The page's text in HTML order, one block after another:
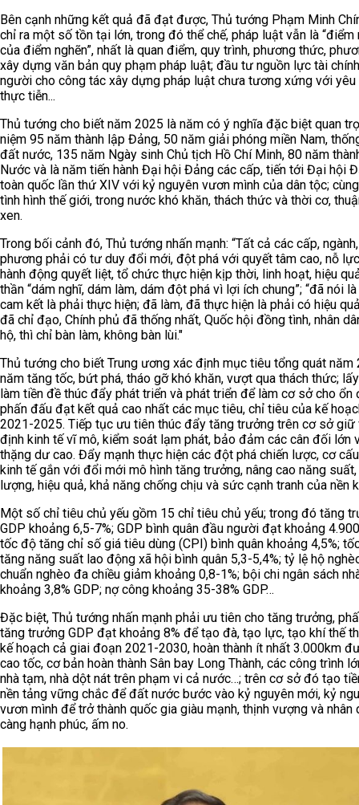
Bên cạnh những kết quả đã đạt được, Thủ tướng Phạm Minh
chỉ ra một số tồn tại lớn, trong đó thể chế, pháp luật vẫn là “điểm
của điểm nghẽn”, nhất là quan điểm, quy trình, phương thức,
xây dựng văn bản quy phạm pháp luật; đầu tư nguồn lực tài
người cho công tác xây dựng pháp luật chưa tương xứng với yêu
thực tiễn...
Thủ tướng cho biết năm 2025 là năm có ý nghĩa đặc biệt quan
niệm 95 năm thành lập Đảng, 50 năm giải phóng miền Nam,
đất nước, 135 năm Ngày sinh Chủ tịch Hồ Chí Minh, 80 năm
Nước và là năm tiến hành Đại hội Đảng các cấp, tiến tới Đại hội
toàn quốc lần thứ XIV với kỷ nguyên vươn mình của dân tộc;
tình hình thế giới, trong nước khó khăn, thách thức và thời cơ,
xen.
Trong bối cảnh đó, Thủ tướng nhấn mạnh: “Tất cả các cấp,
phương phải có tư duy đổi mới, đột phá với quyết tâm cao, nỗ
hành động quyết liệt, tổ chức thực hiện kịp thời, linh hoạt, hiệu
thần “dám nghĩ, dám làm, dám đột phá vì lợi ích chung”; “đã nói
cam kết là phải thực hiện; đã làm, đã thực hiện là phải có hiệu
đã chỉ đạo, Chính phủ đã thống nhất, Quốc hội đồng tình, nhân
hộ, thì chỉ bàn làm, không bàn lùi."
Thủ tướng cho biết Trung ương xác định mục tiêu tổng quát năm
năm tăng tốc, bứt phá, tháo gỡ khó khăn, vượt qua thách thức;
làm tiền đề thúc đẩy phát triển và phát triển để làm cơ sở cho ổn
phấn đấu đạt kết quả cao nhất các mục tiêu, chỉ tiêu của kế
2021-2025. Tiếp tục ưu tiên thúc đẩy tăng trưởng trên cơ sở giữ
định kinh tế vĩ mô, kiểm soát lạm phát, bảo đảm các cân đối lớn
thặng dư cao. Đẩy mạnh thực hiện các đột phá chiến lược, cơ
kinh tế gắn với đổi mới mô hình tăng trưởng, nâng cao năng
lượng, hiệu quả, khả năng chống chịu và sức cạnh tranh của nền
Một số chỉ tiêu chủ yếu gồm 15 chỉ tiêu chủ yếu; trong đó tăng
GDP khoảng 6,5-7%; GDP bình quân đầu người đạt khoảng
tốc độ tăng chỉ số giá tiêu dùng (CPI) bình quân khoảng 4,5%;
tăng năng suất lao động xã hội bình quân 5,3-5,4%; tỷ lệ hộ
chuẩn nghèo đa chiều giảm khoảng 0,8-1%; bội chi ngân sách
khoảng 3,8% GDP; nợ công khoảng 35-38% GDP…
Đặc biệt, Thủ tướng nhấn mạnh phải ưu tiên cho tăng trưởng,
tăng trưởng GDP đạt khoảng 8% để tạo đà, tạo lực, tạo khí thế
kế hoạch cả giai đoạn 2021-2030, hoàn thành ít nhất 3.000km
cao tốc, cơ bản hoàn thành Sân bay Long Thành, các công trình
nhà tạm, nhà dột nát trên phạm vi cả nước…; trên cơ sở đó tạo
nền tảng vững chắc để đất nước bước vào kỷ nguyên mới, kỷ
vươn mình để trở thành quốc gia giàu mạnh, thịnh vượng và nhân
càng hạnh phúc, ấm no.